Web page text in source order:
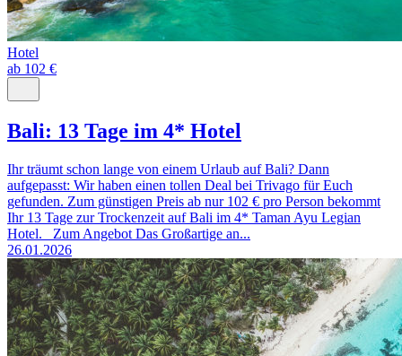
Hotel
ab 102 €
Bali: 13 Tage im 4* Hotel
Ihr träumt schon lange von einem Urlaub auf Bali? Dann
aufgepasst: Wir haben einen tollen Deal bei Trivago für Euch
gefunden. Zum günstigen Preis ab nur 102 € pro Person bekommt
Ihr 13 Tage zur Trockenzeit auf Bali im 4* Taman Ayu Legian
Hotel. Zum Angebot Das Großartige an...
26.01.2026